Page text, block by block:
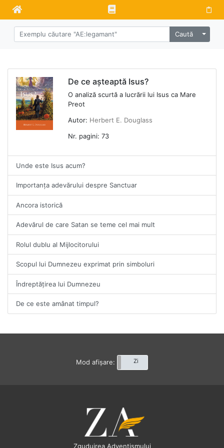
Caută Alege
De ce așteaptă Isus?
O analiză scurtă a lucrării lui Isus ca Mare
Preot
Autor: Herbert E. Douglass
Nr. pagini: 73
Unde este Isus acum?
Importanța adevărului despre Sanctuar
Ancora istorică
Adevărul de care Satan se teme cel mai mult
Rolul dublu al Mijlocitorului
Scopul lui Dumnezeu exprimat prin simboluri
Îndreptățirea lui Dumnezeu
De ce este amânat timpul?
Mod afișare:
Noapte Zi
Zguduirea Adventismului